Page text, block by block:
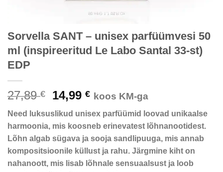
Sorvella SANT – unisex parfüümvesi 50
ml (inspireeritud Le Labo Santal 33-st)
EDP
27,89€
Algne
oli:
27,89 €.
14,99€Praegune
on:
14,99 €.
koos KM-ga
Need luksuslikud unisex parfüümid loovad unikaalse
harmoonia, mis koosneb erinevatest lõhnanootidest.
Lõhn algab sügava ja sooja sandlipuuga, mis annab
kompositsioonile küllust ja rahu. Järgmine kiht on
nahanoott, mis lisab lõhnale sensuaalsust ja loob